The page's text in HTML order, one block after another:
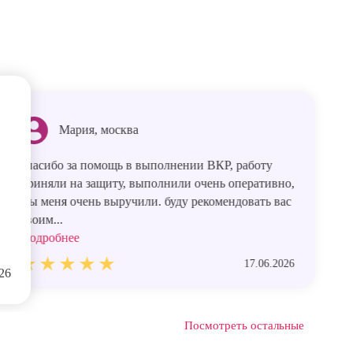
Мария, москва
спасибо за помощь в выполнении ВКР, работу
приняли на защиту, выполнили очень оперативно,
Вы меня очень выручили. буду рекомендовать вас
своим...
Подробнее
17.06.2026
Посмотреть остальные